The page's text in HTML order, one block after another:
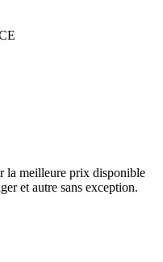
la meilleure prix disponible
et autre sans exception.